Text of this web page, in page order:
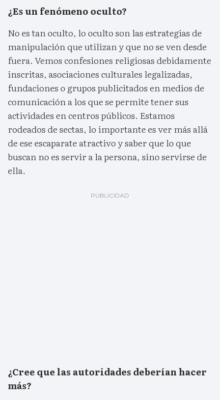
¿Es un fenómeno oculto?
No es tan oculto, lo oculto son las estrategias de
manipulación que utilizan y que no se ven desde
fuera. Vemos confesiones religiosas debidamente
inscritas, asociaciones culturales legalizadas,
fundaciones o grupos publicitados en medios de
comunicación a los que se permite tener sus
actividades en centros públicos. Estamos
rodeados de sectas, lo importante es ver más allá
de ese escaparate atractivo y saber que lo que
buscan no es servir a la persona, sino servirse de
ella.
¿Cree que las autoridades deberían hacer
más?